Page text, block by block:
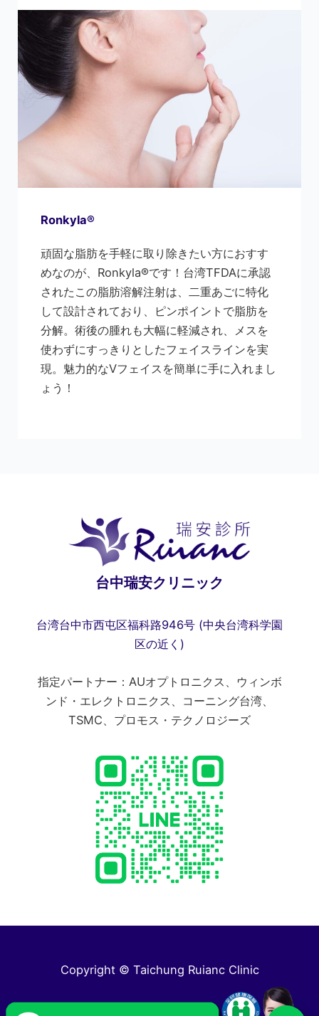
Ronkyla®
頑固な脂肪を手軽に取り除きたい方におすす
めなのが、Ronkyla®です！台湾TFDAに承認
されたこの脂肪溶解注射は、二重あごに特化
して設計されており、ピンポイントで脂肪を
分解。術後の腫れも大幅に軽減され、メスを
使わずにすっきりとしたフェイスラインを実
現。魅力的なVフェイスを簡単に手に入れまし
ょう！
台中瑞安クリニック
台湾台中市西屯区福科路946号 (中央台湾科学園
区の近く)
指定パートナー：AUオプトロニクス、ウィンボ
ンド・エレクトロニクス、コーニング台湾、
TSMC、プロモス・テクノロジーズ
Copyright © Taichung Ruianc Clinic